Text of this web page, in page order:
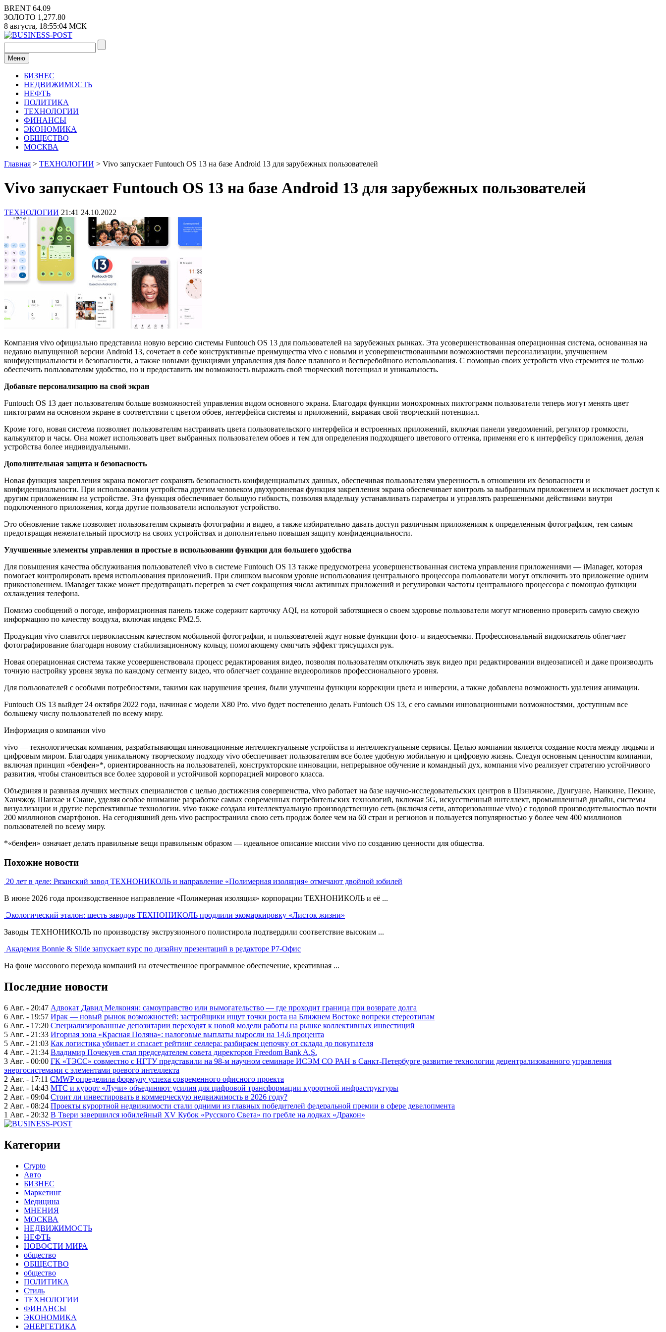
Перейти
к
содержимому
BRENT 64.09
ЗОЛОТО 1,277.80
8 августа, 18:55:05 МСК
Меню
БИЗНЕС
НЕДВИЖИМОСТЬ
НЕФТЬ
ПОЛИТИКА
ТЕХНОЛОГИИ
ФИНАНСЫ
ЭКОНОМИКА
ОБЩЕСТВО
МОСКВА
Главная > ТЕХНОЛОГИИ > Vivo запускает Funtouch OS 13 на базе Android 13 для зарубежных пользователей
Vivo запускает Funtouch OS 13 на базе Android 13 для зарубежных пользователей
ТЕХНОЛОГИИ 21:41 24.10.2022
Компания vivo официально представила новую версию системы Funtouch OS 13 для пользователей на зарубежных рынках. Эта усовершенствованная операционная система, основанная на
недавно выпущенной версии Android 13, сочетает в себе конструктивные преимущества vivo с новыми и усовершенствованными возможностями персонализации, улучшением
конфиденциальности и безопасности, а также новыми функциями управления для более плавного и бесперебойного использования. С помощью своих устройств vivo стремится не только
обеспечить пользователям удобство, но и предоставить им возможность выражать свой творческий потенциал и уникальность.
Добавьте персонализацию на свой экран
Funtouch OS 13 дает пользователям больше возможностей управления видом основного экрана. Благодаря функции монохромных пиктограмм пользователи теперь могут менять цвет
пиктограмм на основном экране в соответствии с цветом обоев, интерфейса системы и приложений, выражая свой творческий потенциал.
Кроме того, новая система позволяет пользователям настраивать цвета пользовательского интерфейса и встроенных приложений, включая панели уведомлений, регулятор громкости,
калькулятор и часы. Она может использовать цвет выбранных пользователем обоев и тем для определения подходящего цветового оттенка, применяя его к интерфейсу приложения, делая
устройства более индивидуальными.
Дополнительная защита и безопасность
Новая функция закрепления экрана помогает сохранять безопасность конфиденциальных данных, обеспечивая пользователям уверенность в отношении их безопасности и
конфиденциальности. При использовании устройства другим человеком двухуровневая функция закрепления экрана обеспечивает контроль за выбранным приложением и исключает доступ к
другим приложениям на устройстве. Эта функция обеспечивает большую гибкость, позволяя владельцу устанавливать параметры и управлять разрешенными действиями внутри
подключенного приложения, когда другие пользователи используют устройство.
Это обновление также позволяет пользователям скрывать фотографии и видео, а также избирательно давать доступ различным приложениям к определенным фотографиям, тем самым
предотвращая нежелательный просмотр на своих устройствах и дополнительно повышая защиту конфиденциальности.
Улучшенные элементы управления и простые в использовании функции для большего удобства
Для повышения качества обслуживания пользователей vivo в системе Funtouch OS 13 также предусмотрена усовершенствованная система управления приложениями — iManager, которая
помогает контролировать время использования приложений. При слишком высоком уровне использования центрального процессора пользователи могут отключить это приложение одним
прикосновением. iManager также может предотвращать перегрев за счет сокращения числа активных приложений и регулировки частоты центрального процессора с помощью функции
охлаждения телефона.
Помимо сообщений о погоде, информационная панель также содержит карточку AQI, на которой заботящиеся о своем здоровье пользователи могут мгновенно проверить самую свежую
информацию по качеству воздуха, включая индекс PM2.5.
Продукция vivo славится первоклассным качеством мобильной фотографии, и пользователей ждут новые функции фото- и видеосъемки. Профессиональный видоискатель облегчает
фотографирование благодаря новому стабилизационному кольцу, помогающему смягчать эффект трясущихся рук.
Новая операционная система также усовершенствовала процесс редактирования видео, позволяя пользователям отключать звук видео при редактировании видеозаписей и даже производить
точную настройку уровня звука по каждому сегменту видео, что облегчает создание видеороликов профессионального уровня.
Для пользователей с особыми потребностями, такими как нарушения зрения, были улучшены функции коррекции цвета и инверсии, а также добавлена возможность удаления анимации.
Funtouch OS 13 выйдет 24 октября 2022 года, начиная с модели X80 Pro. vivo будет постепенно делать Funtouch OS 13, с его самыми инновационными возможностями, доступным все
большему числу пользователей по всему миру.
Информация о компании vivo
vivo — технологическая компания, разрабатывающая инновационные интеллектуальные устройства и интеллектуальные сервисы. Целью компании является создание моста между людьми и
цифровым миром. Благодаря уникальному творческому подходу vivo обеспечивает пользователям все более удобную мобильную и цифровую жизнь. Следуя основным ценностям компании,
включая принцип «бенфен»*, ориентированность на пользователей, конструкторские инновации, непрерывное обучение и командный дух, компания vivo реализует стратегию устойчивого
развития, чтобы становиться все более здоровой и устойчивой корпорацией мирового класса.
Объединяя и развивая лучших местных специалистов с целью достижения совершенства, vivo работает на базе научно-исследовательских центров в Шэньчжэне, Дунгуане, Нанкине, Пекине,
Ханчжоу, Шанхае и Сиане, уделяя особое внимание разработке самых современных потребительских технологий, включая 5G, искусственный интеллект, промышленный дизайн, системы
визуализации и другие перспективные технологии. vivo также создала интеллектуальную производственную сеть (включая сети, авторизованные vivo) с годовой производительностью почти
200 миллионов смартфонов. На сегодняшний день vivo распространила свою сеть продаж более чем на 60 стран и регионов и пользуется популярностью у более чем 400 миллионов
пользователей по всему миру.
*«бенфен» означает делать правильные вещи правильным образом — идеальное описание миссии vivo по созданию ценности для общества.
Похожие новости
20 лет в деле: Рязанский завод ТЕХНОНИКОЛЬ и направление «Полимерная изоляция» отмечают двойной юбилей
В июне 2026 года производственное направление «Полимерная изоляция» корпорации ТЕХНОНИКОЛЬ и её ...
Экологический эталон: шесть заводов ТЕХНОНИКОЛЬ продлили экомаркировку «Листок жизни»
Заводы ТЕХНОНИКОЛЬ по производству экструзионного полистирола подтвердили соответствие высоким ...
Академия Bonnie & Slide запускает курс по дизайну презентаций в редакторе Р7-Офис
На фоне массового перехода компаний на отечественное программное обеспечение, креативная ...
Последние новости
6 Авг. - 20:47 Адвокат Давид Мелконян: самоуправство или вымогательство — где проходит граница при возврате долга
6 Авг. - 19:57 Ирак — новый рынок возможностей: застройщики ищут точки роста на Ближнем Востоке вопреки стереотипам
6 Авг. - 17:20 Специализированные депозитарии переходят к новой модели работы на рынке коллективных инвестиций
5 Авг. - 21:33 Игорная зона «Красная Поляна»: налоговые выплаты выросли на 14,6 процента
5 Авг. - 21:03 Как логистика убивает и спасает рейтинг селлера: разбираем цепочку от склада до покупателя
4 Авг. - 21:34 Владимир Почекуев стал председателем совета директоров Freedom Bank A.Ş.
3 Авг. - 00:00 ГК «ТЭСС» совместно с НГТУ представили на 98-м научном семинаре ИСЭМ СО РАН в Санкт-Петербурге развитие технологии децентрализованного управления
энергосистемами с элементами роевого интеллекта
2 Авг. - 17:11 CMWP определила формулу успеха современного офисного проекта
2 Авг. - 14:43 МТС и курорт «Лучи» объединяют усилия для цифровой трансформации курортной инфраструктуры
2 Авг. - 09:04 Стоит ли инвестировать в коммерческую недвижимость в 2026 году?
2 Авг. - 08:24 Проекты курортной недвижимости стали одними из главных победителей федеральной премии в сфере девелопмента
1 Авг. - 20:32 В Твери завершился юбилейный XV Кубок «Русского Света» по гребле на лодках «Дракон»
Категории
Crypto
Авто
БИЗНЕС
Маркетинг
Медицина
МНЕНИЯ
МОСКВА
НЕДВИЖИМОСТЬ
НЕФТЬ
НОВОСТИ МИРА
общество
ОБЩЕСТВО
общество
ПОЛИТИКА
Стиль
ТЕХНОЛОГИИ
ФИНАНСЫ
ЭКОНОМИКА
ЭНЕРГЕТИКА